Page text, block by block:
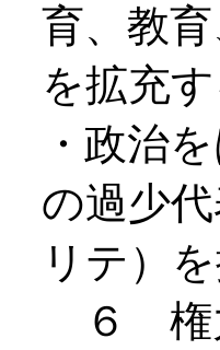
育、教
を拡充す
・政治
の過少
リテ）
６ 権